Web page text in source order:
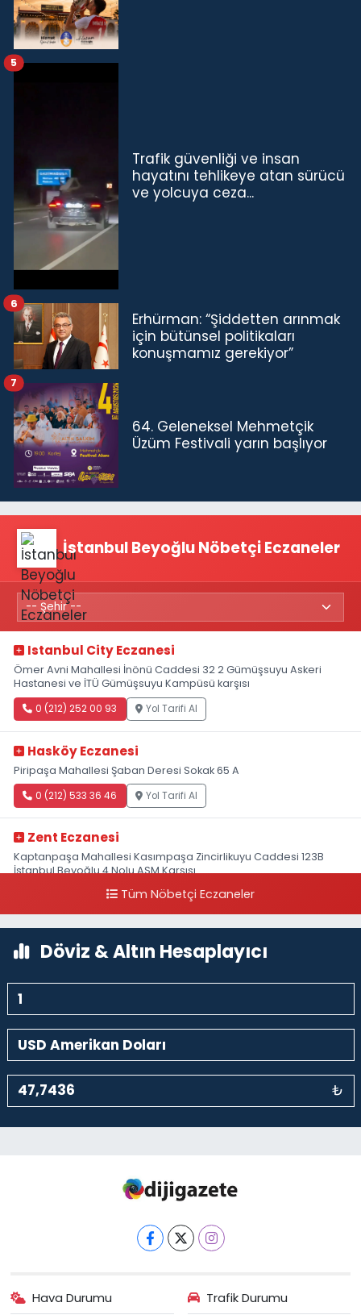
Trafik güvenliği ve insan
hayatını tehlikeye atan sürücü
ve yolcuya ceza...
5
Erhürman: “Şiddetten arınmak
için bütünsel politikaları
konuşmamız gerekiyor”
6
64. Geleneksel Mehmetçik
Üzüm Festivali yarın başlıyor
7
İstanbul Beyoğlu Nöbetçi Eczaneler
Istanbul City Eczanesi
Ömer Avni Mahallesi İnönü Caddesi 32 2 Gümüşsuyu Askeri
Hastanesi ve İTÜ Gümüşsuyu Kampüsü karşısı
0 (212) 252 00 93 Yol Tarifi Al
Hasköy Eczanesi
Piripaşa Mahallesi Şaban Deresi Sokak 65 A
0 (212) 533 36 46 Yol Tarifi Al
Zent Eczanesi
Kaptanpaşa Mahallesi Kasımpaşa Zincirlikuyu Caddesi 123B
İstanbul Beyoğlu 4 Nolu ASM Karşısı
0 (212) 297 96 92 Yol Tarifi Al
Tüm Nöbetçi Eczaneler
Döviz & Altın Hesaplayıcı
₺
Hava Durumu Trafik Durumu